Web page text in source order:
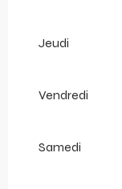
Jeudi
Vendredi
Samedi